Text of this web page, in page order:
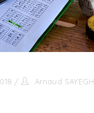
Arnaud SAYEGH